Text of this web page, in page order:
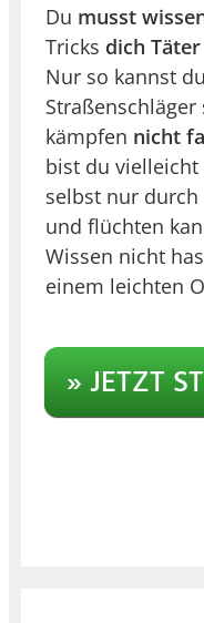
Du musst
Tricks dich
Nur so kannst
kämpfen nicht
bist du
selbst nur durch
und flüchten
Wissen nicht
einem leichten
» JETZT